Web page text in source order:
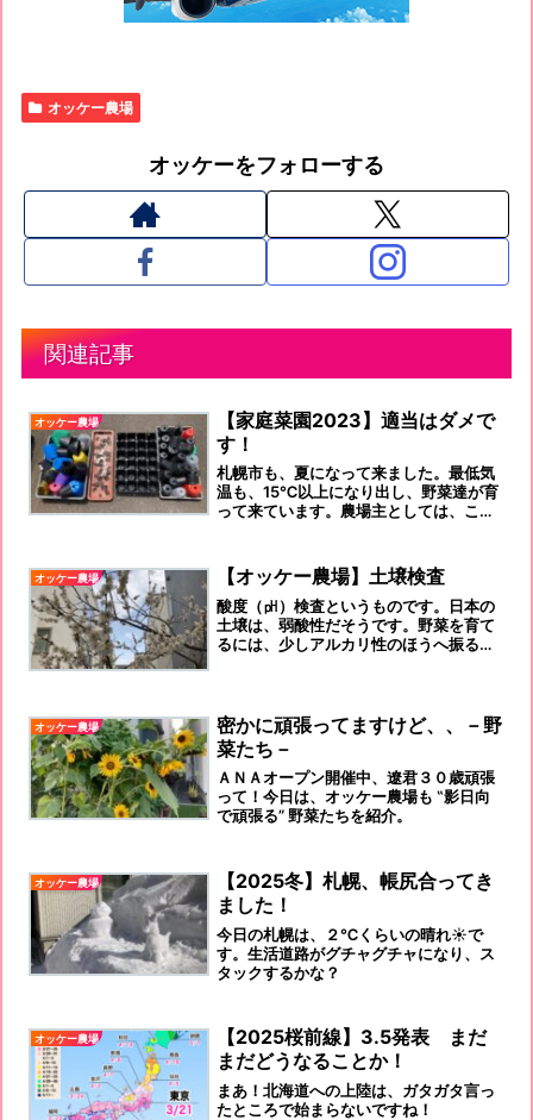
オッケー農場
オッケーをフォローする
関連記事
オッケー農場
【家庭菜園2023】適当はダメで
す！
札幌市も、夏になって来ました。最低気
温も、15℃以上になり出し、野菜達が育
って来ています。農場主としては、この
オッケー農場 【オッケー農場】土壌検査
酸度（㏗）検査というものです。日本の
土壌は、弱酸性だそうです。野菜を育て
るには、少しアルカリ性のほうへ振ると
オッケー農場
密かに頑張ってますけど、、－野
菜たち－
ＡＮＡオープン開催中、遼君３０歳頑張
って！今日は、オッケー農場も ‟影日向
で頑張る” 野菜たちを紹介。
オッケー農場
【2025冬】札幌、帳尻合ってき
ました！
今日の札幌は、２℃くらいの晴れ☀️で
す。生活道路がグチャグチャになり、ス
タックするかな？
オッケー農場
【2025桜前線】3.5発表 まだ
まだどうなることか！
まあ！北海道への上陸は、ガタガタ言っ
たところで始まらないですね！